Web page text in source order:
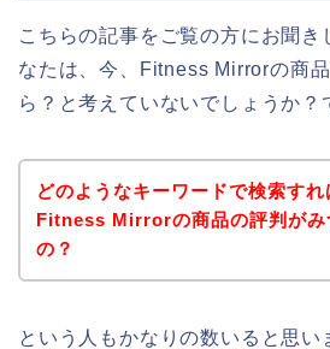
こちらの記事をご覧の方にお聞き
なたは、今、Fitness Mirrorの商
ら？と考えていないでしょうか？
どのようなキーワードで検索すれ
Fitness Mirrorの商品の評判がみ
の？
という人もかなりの数いると思い